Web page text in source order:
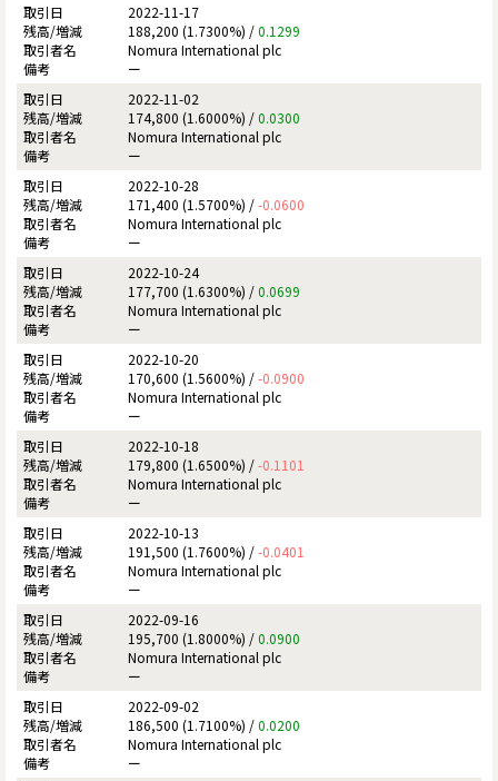
2022-11-17
188,200 (1.7300%) /0.1299
Nomura International plc
ー
2022-11-02
174,800 (1.6000%) /0.0300
Nomura International plc
ー
2022-10-28
171,400 (1.5700%) /-0.0600
Nomura International plc
ー
2022-10-24
177,700 (1.6300%) /0.0699
Nomura International plc
ー
2022-10-20
170,600 (1.5600%) /-0.0900
Nomura International plc
ー
2022-10-18
179,800 (1.6500%) /-0.1101
Nomura International plc
ー
2022-10-13
191,500 (1.7600%) /-0.0401
Nomura International plc
ー
2022-09-16
195,700 (1.8000%) /0.0900
Nomura International plc
ー
2022-09-02
186,500 (1.7100%) /0.0200
Nomura International plc
ー